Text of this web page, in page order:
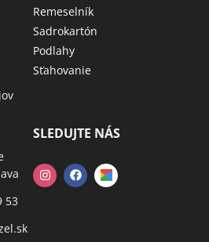
Remeselník
Sadrokartón
Podlahy
Sťahovanie
53​
SLEDUJTE NÁS